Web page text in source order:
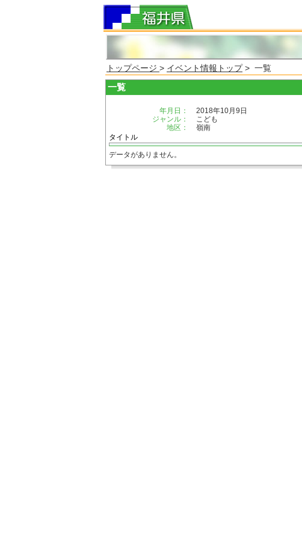
トップページ > イベント情報トップ> 一覧
一覧
年月日：
2018年10月9日
ジャンル：
こども
地区：
嶺南
タイトル
データがありません。